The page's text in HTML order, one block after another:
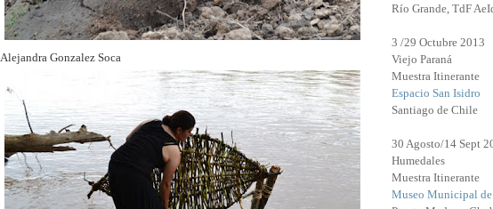
Alejandra Gonzalez Soca
Río Grande, TdF
3 /29 Octubre 2013
Viejo Paraná
Muestra Itinerante
Espacio San Isidro
Santiago de Chile
30 Agosto/14 Sept
Humedales
Muestra Itinerante
Museo Municipal